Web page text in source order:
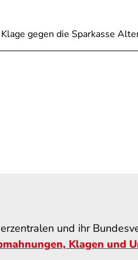
gegen die Sparkasse
und ihr
Klagen und